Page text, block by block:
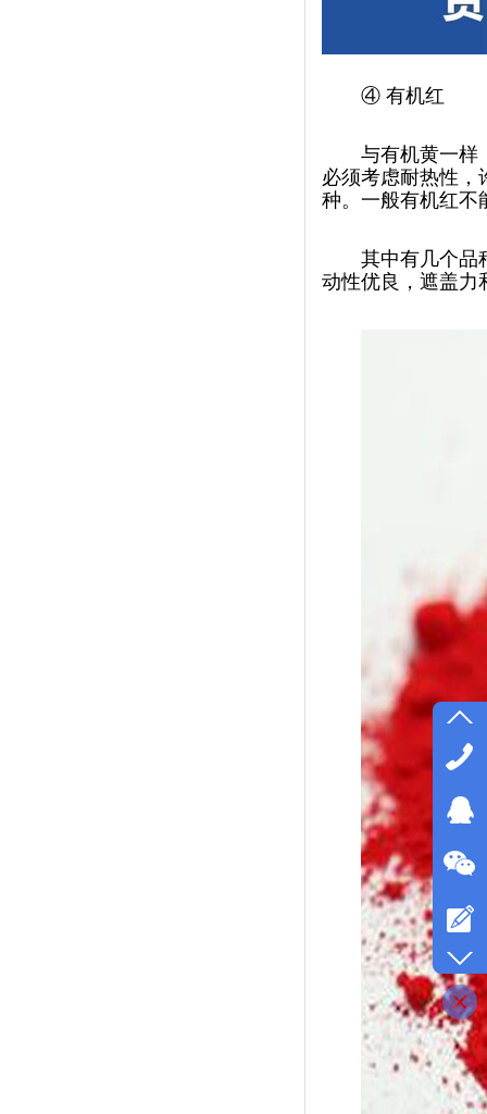
④ 有机红
与有机黄一样
必须考虑耐热性
种。一般有机红
其中有几个品
动性优良，遮盖